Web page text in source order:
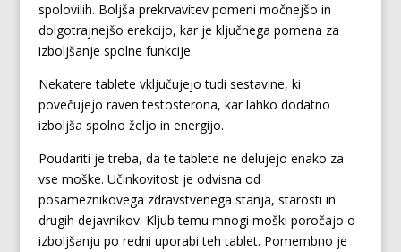
spolovilih. Boljša prekrvavitev pomeni močnejšo in
dolgotrajnejšo erekcijo, kar je ključnega pomena za
izboljšanje spolne funkcije.
Nekatere tablete vključujejo tudi sestavine, ki
povečujejo raven testosterona, kar lahko dodatno
izboljša spolno željo in energijo.
Poudariti je treba, da te tablete ne delujejo enako za
vse moške. Učinkovitost je odvisna od
posameznikovega zdravstvenega stanja, starosti in
drugih dejavnikov. Kljub temu mnogi moški poročajo o
izboljšanju po redni uporabi teh tablet. Pomembno je